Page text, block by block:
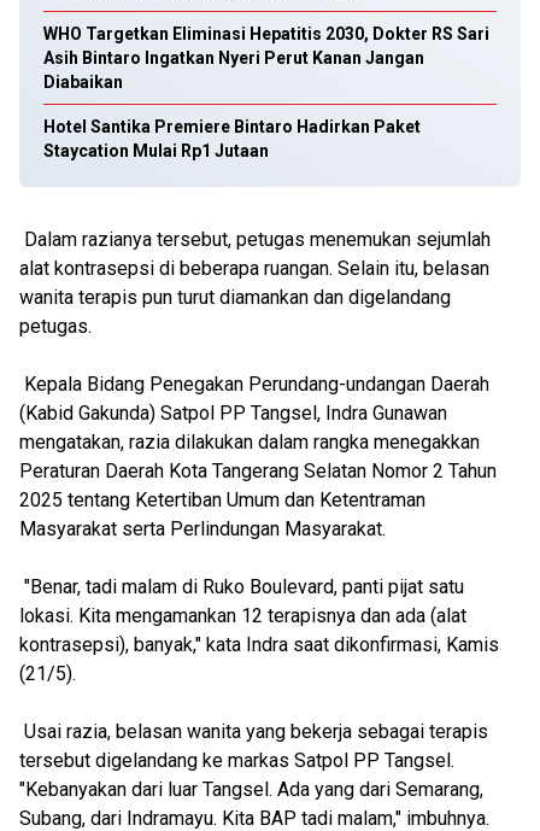
WHO Targetkan Eliminasi Hepatitis 2030, Dokter RS Sari
Asih Bintaro Ingatkan Nyeri Perut Kanan Jangan
Diabaikan
Hotel Santika Premiere Bintaro Hadirkan Paket
Staycation Mulai Rp1 Jutaan
Dalam razianya tersebut, petugas menemukan sejumlah
alat kontrasepsi di beberapa ruangan. Selain itu, belasan
wanita terapis pun turut diamankan dan digelandang
petugas.
Kepala Bidang Penegakan Perundang-undangan Daerah
(Kabid Gakunda) Satpol PP Tangsel, Indra Gunawan
mengatakan, razia dilakukan dalam rangka menegakkan
Peraturan Daerah Kota Tangerang Selatan Nomor 2 Tahun
2025 tentang Ketertiban Umum dan Ketentraman
Masyarakat serta Perlindungan Masyarakat.
"Benar, tadi malam di Ruko Boulevard, panti pijat satu
lokasi. Kita mengamankan 12 terapisnya dan ada (alat
kontrasepsi), banyak," kata Indra saat dikonfirmasi, Kamis
(21/5).
Usai razia, belasan wanita yang bekerja sebagai terapis
tersebut digelandang ke markas Satpol PP Tangsel.
"Kebanyakan dari luar Tangsel. Ada yang dari Semarang,
Subang, dari Indramayu. Kita BAP tadi malam," imbuhnya.